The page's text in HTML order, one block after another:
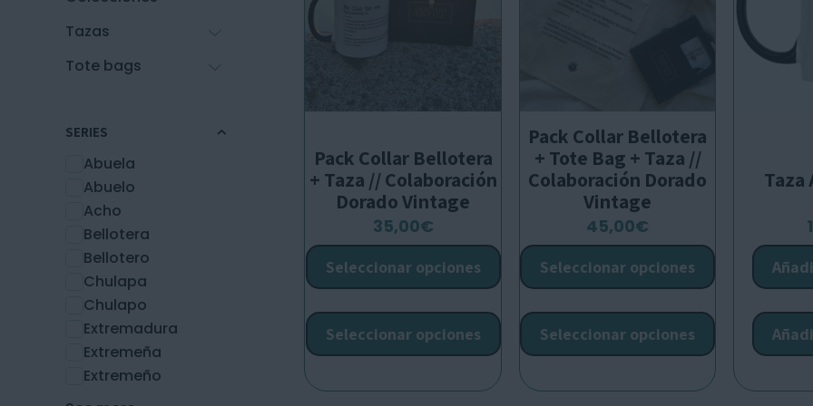
Tazas
Tote bags
SERIES
Abuela
Abuelo
Acho
Bellotera
Bellotero
Chulapa
Chulapo
Extremadura
Extremeña
Extremeño
Pack Collar Bellotera
+ Taza // Colaboración
Dorado Vintage
35,00€
Seleccionar opciones
Seleccionar opciones
producto
tiene
múltiples
Pack Collar Bellotera
+ Tote Bag + Taza //
Colaboración Dorado
Vintage
45,00€
Seleccionar opciones
Seleccionar opciones
producto
tiene
múltiples
Taza